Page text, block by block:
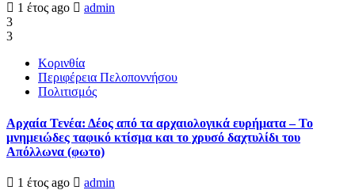
1 έτος ago
admin
3
3
Κορινθία
Περιφέρεια Πελοποννήσου
Πολιτισμός
Αρχαία Τενέα: Δέος από τα αρχαιολογικά ευρήματα – Το
μνημειώδες ταφικό κτίσμα και το χρυσό δαχτυλίδι του
Απόλλωνα (φωτο)
1 έτος ago admin